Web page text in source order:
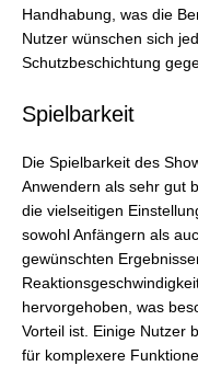
Handhabung, was die
Nutzer wünschen sich
Schutzbeschichtung
Spielbarkeit
Die Spielbarkeit des
Anwendern als sehr gut
die vielseitigen
sowohl Anfängern als
gewünschten
hervorgehoben, was
Vorteil ist. Einige Nutzer
für komplexere